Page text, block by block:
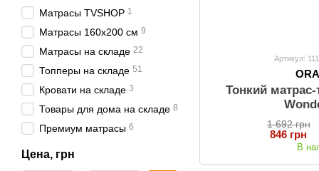
Артикул:
Тонкий
1 692 грн
846 грн
В
Матрасы TVSHOP 1
Матрасы 160х200 см 9
Матрасы на складе 22
Топперы на складе 51
Кровати на складе 3
Товары для дома на складе 8
Премиум матрасы 6
Цена, грн